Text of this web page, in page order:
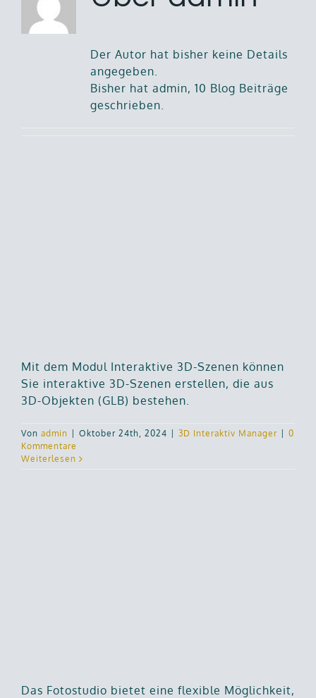
Der Autor hat bisher keine Details
angegeben.
Bisher hat admin, 10 Blog Beiträge
geschrieben.
Mit dem Modul Interaktive 3D-Szenen können
Sie interaktive 3D-Szenen erstellen, die aus
3D-Objekten (GLB) bestehen.
Von admin Oktober 24th, 2024 3D Interaktiv Manager
0
Kommentare
Weiterlesen
Das Fotostudio bietet eine flexible Möglichkeit,